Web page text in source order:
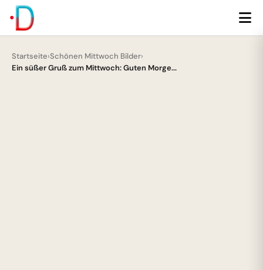
Startseite›Schönen Mittwoch Bilder›
Ein süßer Gruß zum Mittwoch: Guten Morge...